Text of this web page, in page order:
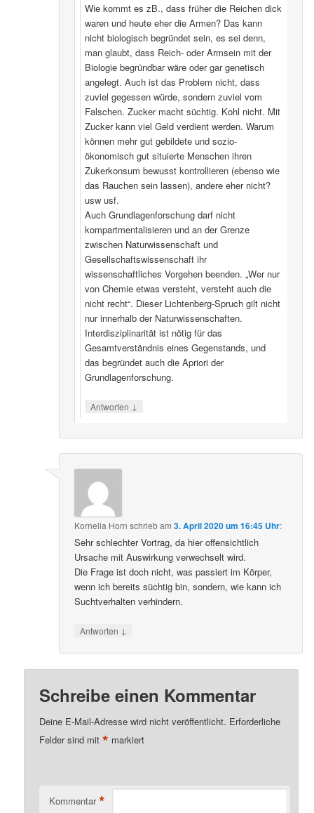
Wie kommt es zB., dass früher die Reichen dick
waren und heute eher die Armen? Das kann
nicht biologisch begründet sein, es sei denn,
man glaubt, dass Reich- oder Armsein mit der
Biologie begründbar wäre oder gar genetisch
angelegt. Auch ist das Problem nicht, dass
zuviel gegessen würde, sondern zuviel vom
Falschen. Zucker macht süchtig. Kohl nicht. Mit
Zucker kann viel Geld verdient werden. Warum
können mehr gut gebildete und sozio-
ökonomisch gut situierte Menschen ihren
Zukerkonsum bewusst kontrollieren (ebenso wie
das Rauchen sein lassen), andere eher nicht?
usw usf.
Auch Grundlagenforschung darf nicht
kompartmentalisieren und an der Grenze
zwischen Naturwissenschaft und
Gesellschaftswissenschaft ihr
wissenschaftliches Vorgehen beenden. „Wer nur
von Chemie etwas versteht, versteht auch die
nicht recht“. Dieser Lichtenberg-Spruch gilt nicht
nur innerhalb der Naturwissenschaften.
Interdisziplinarität ist nötig für das
Gesamtverständnis eines Gegenstands, und
das begründet auch die Apriori der
Grundlagenforschung.
Antworten ↓
Kornelia Horn schriebam3. April 2020 um 16:45 Uhr:
Sehr schlechter Vortrag, da hier offensichtlich
Ursache mit Auswirkung verwechselt wird.
Die Frage ist doch nicht, was passiert im Körper,
wenn ich bereits süchtig bin, sondern, wie kann ich
Suchtverhalten verhindern.
Antworten ↓
Schreibe einen Kommentar
Deine E-Mail-Adresse wird nicht veröffentlicht. Erforderliche
Felder sind mit* markiert
Kommentar *